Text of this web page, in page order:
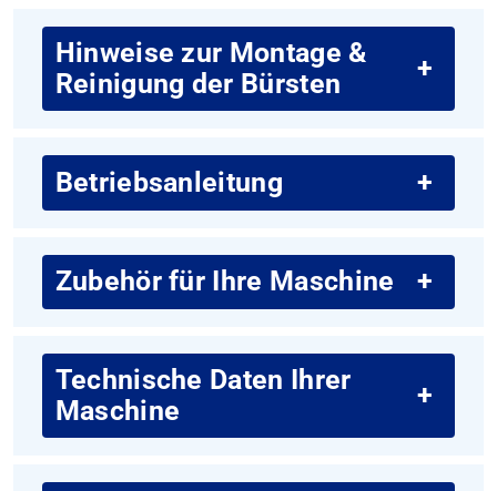
Hinweise zur Montage &
Reinigung der Bürsten
+
Betriebsanleitung +
Zubehör für Ihre Maschine +
Technische Daten Ihrer
Maschine
+